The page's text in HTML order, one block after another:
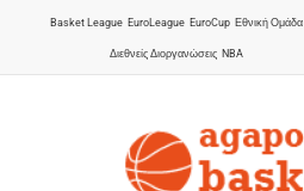
Basket League EuroLeague EuroCup Εθνική Ομάδα
Διεθνείς Διοργανώσεις NBA